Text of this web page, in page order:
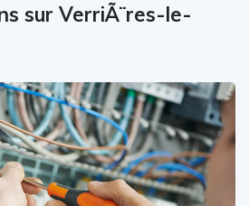
sur VerriÃ¨res-le-